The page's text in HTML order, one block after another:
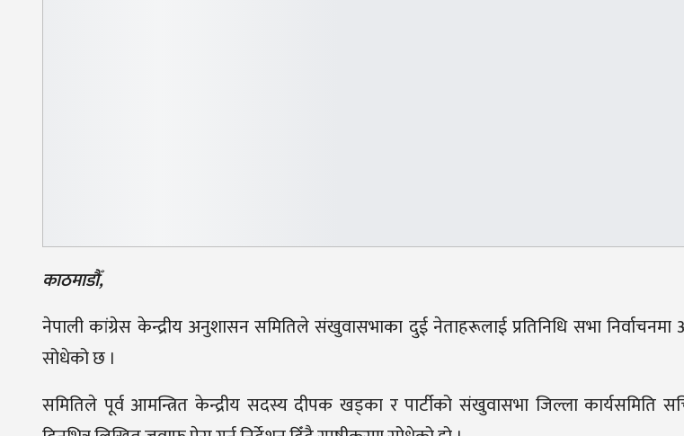
काठमाडौँ,
नेपाली कांग्रेस केन्द्रीय अनुशासन समितिले संखुवासभाका दुई नेताहरूलाई प्रतिनिधि सभा निर्वाचनमा
सोधेको छ ।
समितिले पूर्व आमन्त्रित केन्द्रीय सदस्य दीपक खड्का र पार्टीको संखुवासभा जिल्ला कार्यसमिति